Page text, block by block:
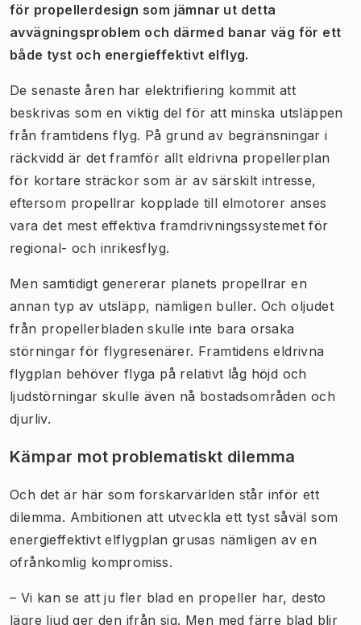
för propellerdesign som jämnar ut detta
avvägningsproblem och därmed banar väg för ett
både tyst och energieffektivt elflyg.
De senaste åren har elektrifiering kommit att
beskrivas som en viktig del för att minska utsläppen
från framtidens flyg. På grund av begränsningar i
räckvidd är det framför allt eldrivna propellerplan
för kortare sträckor som är av särskilt intresse,
eftersom propellrar kopplade till elmotorer anses
vara det mest effektiva framdrivningssystemet för
regional- och inrikesflyg.
Men samtidigt genererar planets propellrar en
annan typ av utsläpp, nämligen buller. Och oljudet
från propellerbladen skulle inte bara orsaka
störningar för flygresenärer. Framtidens eldrivna
flygplan behöver flyga på relativt låg höjd och
ljudstörningar skulle även nå bostadsområden och
djurliv.
Kämpar mot problematiskt dilemma
Och det är här som forskarvärlden står inför ett
dilemma. Ambitionen att utveckla ett tyst såväl som
energieffektivt elflygplan grusas nämligen av en
ofrånkomlig kompromiss.
– Vi kan se att ju fler blad en propeller har, desto
lägre ljud ger den ifrån sig. Men med färre blad blir